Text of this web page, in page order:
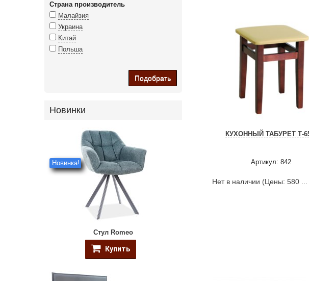
Страна производитель
Малайзия
Украина
Китай
Польша
Подобрать
Новинки
Новинка!
Стул Romeo
Купить
КУХОННЫЙ ТАБУРЕТ Т-
Артикул: 842
Нет в наличии (Цены: 580 ...